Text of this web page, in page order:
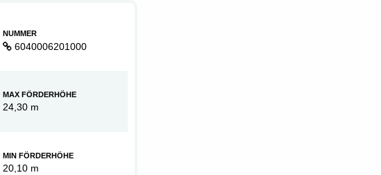
NUMMER
6040006201000
MAX FÖRDERHÖHE
24,30 m
MIN FÖRDERHÖHE
20,10 m